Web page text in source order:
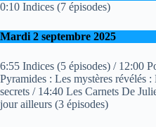
0:10 Indices (7 épisodes)
Mardi 2 septembre 2025
6:55 Indices (5 épisodes) / 12:00
Pyramides : Les mystères révélés
secrets / 14:40 Les Carnets De
jour ailleurs (3 épisodes)